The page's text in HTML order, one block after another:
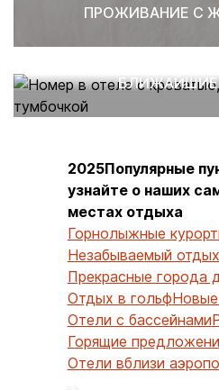
ПРОЖИВАНИЕ С
2025Популярные
узнайте о наших
местах отдыха
Горнолыжные
Незабываемый
Прекрасные города
Отдых в гольф
Отели с бассейнами
Горящие
Отели вблизи